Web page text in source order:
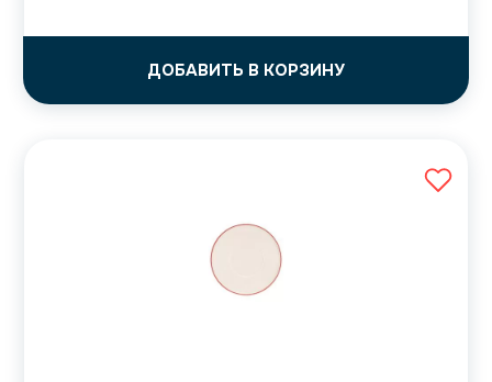
ДОБАВИТЬ В КОРЗИНУ